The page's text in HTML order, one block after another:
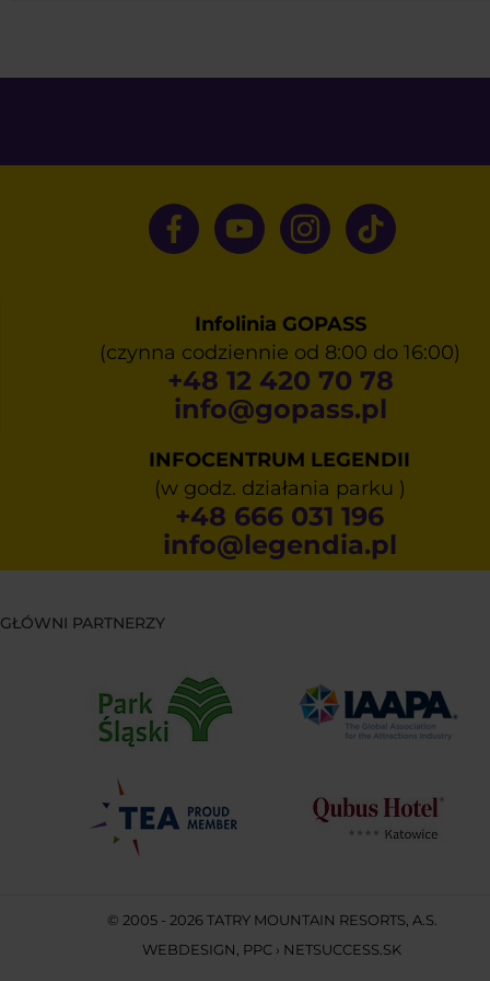
Infolinia GOPASS
(czynna codziennie od 8:00 do 16:00)
+48 12 420 70 78
info@gopass.pl
INFOCENTRUM LEGENDII
(w godz. działania parku )
+48 666 031 196
info@legendia.pl
GŁÓWNI PARTNERZY
© 2005 - 2026 TATRY MOUNTAIN RESORTS, A.S.
WEBDESIGN PPC › NETSUCCESS.SK